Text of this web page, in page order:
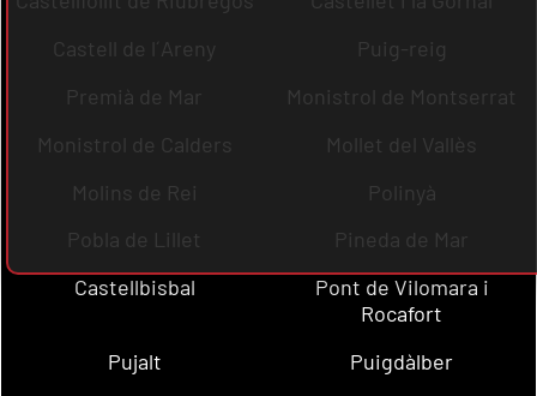
Castell de l´Areny
Puig-reig
Premià de Mar
Monistrol de Montserrat
Monistrol de Calders
Mollet del Vallès
Molins de Rei
Polinyà
Pobla de Lillet
Pineda de Mar
Castellbisbal
Pont de Vilomara i
Rocafort
Pujalt
Puigdàlber